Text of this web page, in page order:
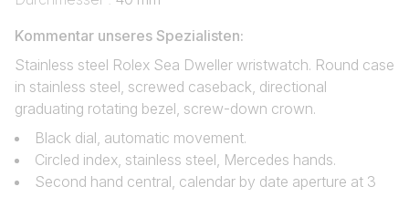
Kommentar unseres Spezialisten:
Stainless steel Rolex Sea Dweller wristwatch. Round case
in stainless steel, screwed caseback, directional
graduating rotating bezel, screw-down crown.
Black dial, automatic movement.
Circled index, stainless steel, Mercedes hands.
Second hand central, calendar by date aperture at 3